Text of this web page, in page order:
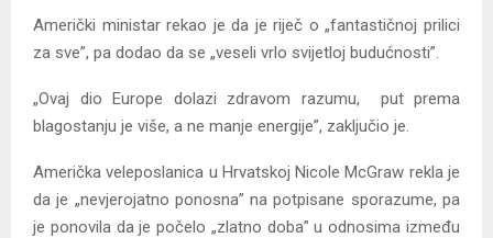
Američki ministar rekao je da je riječ o „fantastičnoj prilici
za sve”, pa dodao da se „veseli vrlo svijetloj budućnosti”.
„Ovaj dio Europe dolazi zdravom razumu, put prema
blagostanju je više, a ne manje energije”, zaključio je.
Američka veleposlanica u Hrvatskoj Nicole McGraw rekla je
da je „nevjerojatno ponosna” na potpisane sporazume, pa
je ponovila da je počelo „zlatno doba” u odnosima između